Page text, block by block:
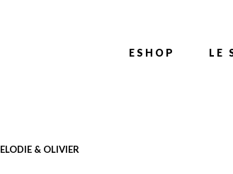
ESHOP LE
ELODIE & OLIVIER